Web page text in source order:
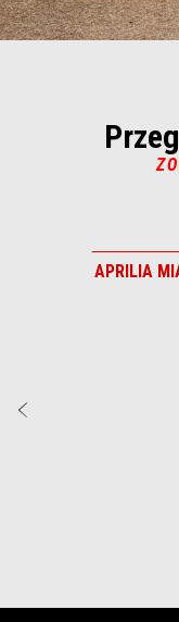
APRILIA